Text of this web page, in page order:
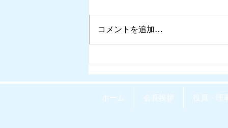
プ会場）2026.8.5
コメントを追加…
ホーム 会長挨拶 役員・理